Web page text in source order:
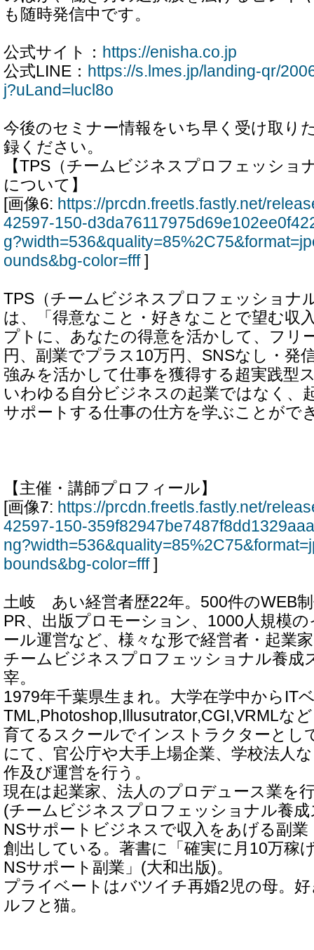
も随時発信中です。
公式サイト： https://enisha.co.jp
公式LINE： https://s.lmes.jp/landing-qr/
j?uLand=lucl8o
今後のセミナー情報をいち早く受け取り
録ください。
【TPS（チームビジネスプロフェッショ
について】
[画像6: https://prcdn.freetls.fastly.net/
42597-150-
ounds&bg-color=fff]
TPS（チームビジネスプロフェッショナ
は、「得意なこと・好きなことで望む収
プトに、あなたの得意を活かして、フリ
円、副業でプラス10万円、SNSなし・発
強みを活かして仕事を獲得する超実践型
いわゆる自分ビジネスの起業ではなく、
サポートする仕事の仕方を学ぶことがで
【主催・講師プロフィール】
[画像7: https://prcdn.freetls.fastly.net/
42597-150-
bounds&bg-color=fff]
土岐 あい経営者歴22年。500件のWEB
PR、出版プロモーション、1000人規模
ール運営など、様々な形で経営者・起業
チームビジネスプロフェッショナル養成
宰。
1979年千葉県生まれ。大学在学中からIT
TML,Photoshop,Illusutrator,CGI,VRMLな
育てるスクールでインストラクターとし
にて、官公庁や大手上場企業、学校法人
作及び運営を行う。
現在は起業家、法人のプロデュース業を
(チームビジネスプロフェッショナル養
NSサポートビジネスで収入をあげる副
創出している。著書に「確実に月10万稼
NSサポート副業」(大和出版)。
プライベートはバツイチ再婚2児の母。
ルフと猫。